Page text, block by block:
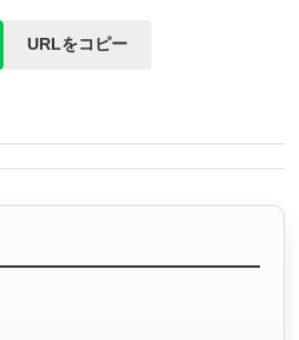
URLをコピー